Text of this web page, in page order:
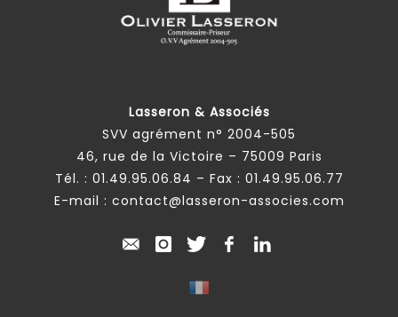
Lasseron & Associés
SVV agrément n° 2004-505
46, rue de la Victoire – 75009 Paris
Tél. : 01.49.95.06.84 – Fax : 01.49.95.06.77
E-mail : contact@lasseron-associes.com